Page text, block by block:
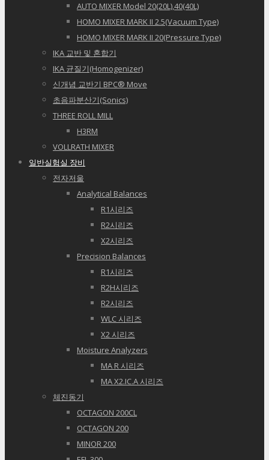
AUTO MIXER Model 20(20L),40(40L)
HOMO MIXER MARK II 2.5(Vacuum Type)
HOMO MIXER MARK II 20(Pressure Type)
IKA 교반 및 혼합기
IKA 균질기(Homogenizer)
신개념 교반기 BPC® Move
초음파분산기(Sonics)
THREE ROLL MILL
H3RM
VOLLRATH MIXER
일반실험실 장비
전자저울
Analytical Balances
R1시리즈
R2시리즈
X2시리즈
Precision Balances
R1시리즈
R2H시리즈
R2시리즈
WLC 시리즈
X2 시리즈
Moisture Analyzers
MA R 시리즈
MA X2.IC.A 시리즈
체진동기
OCTAGON 200CL
OCTAGON 200
MINOR 200